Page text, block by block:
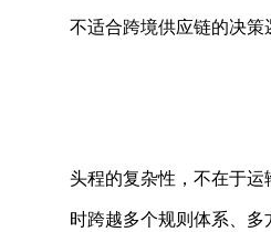
不适合跨境供应链的决策
头程的复杂性，不在于运
时跨越多个规则体系、